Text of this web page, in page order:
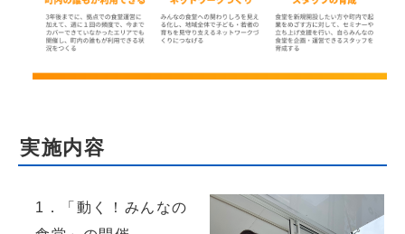
実施内容
1．「動く！みんなの